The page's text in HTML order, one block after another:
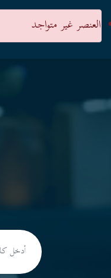
العنصر غير متواجد